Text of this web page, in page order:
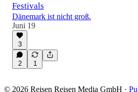
Festivals
Dänemark ist nicht groß.
Juni 19
3
2 1
© 2026 Reisen Reisen Media GmbH ·